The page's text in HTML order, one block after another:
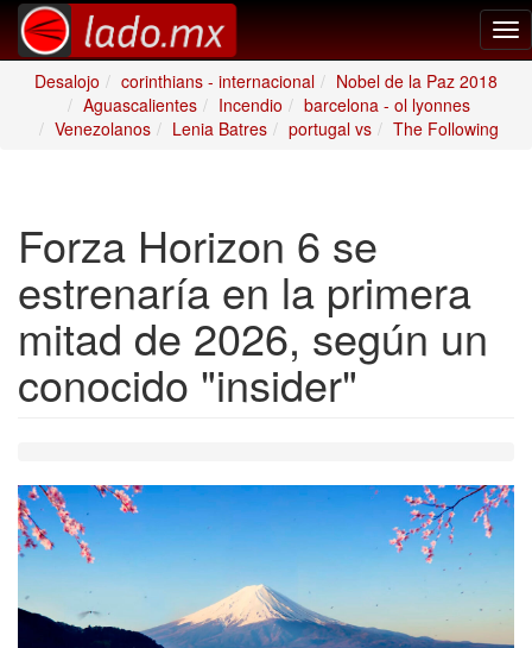
Desalojo
corinthians - internacional
Nobel de la Paz 2018
Aguascalientes
Incendio
barcelona - ol lyonnes
Venezolanos
Lenia Batres portugal vs The Following
Forza Horizon 6 se
estrenaría en la primera
mitad de 2026, según un
conocido "insider"